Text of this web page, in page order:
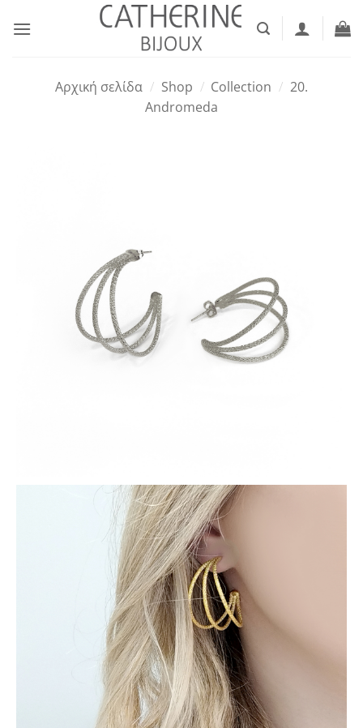
στο
Αρχική σελίδα / Shop / Collection / 20.
Andromeda